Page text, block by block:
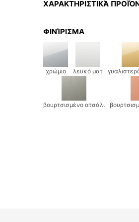
ΧΑΡΑΚΤΗΡΙΣΤΙΚΆ
ΦΙΝΊΡΙΣΜΑ
χρώμιο λευκό ματ
βουρτσισμένο ατσάλι